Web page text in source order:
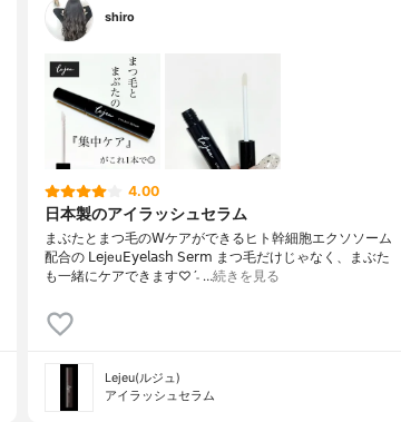
shiro
4.00
日本製のアイラッシュセラム
まぶたとまつ毛の𝖶ケアができるヒト幹細胞エクソソーム
配合の 𝖫𝖾𝗃eu𝖤𝗒𝖾𝗅𝖺𝗌𝗁 𝖲𝖾𝗋𝗆 まつ毛だけじゃなく、まぶた
も一緒にケアできます♡ˊ˗ …続きを見る
Lejeu(ルジュ)
アイラッシュセラム